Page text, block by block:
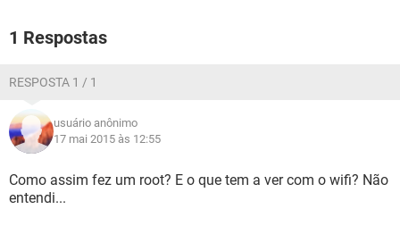
1 Respostas
RESPOSTA 1 / 1
usuário anônimo
17 mai 2015 às 12:55
Como assim fez um root? E o que tem a ver com o wifi? Não
entendi...